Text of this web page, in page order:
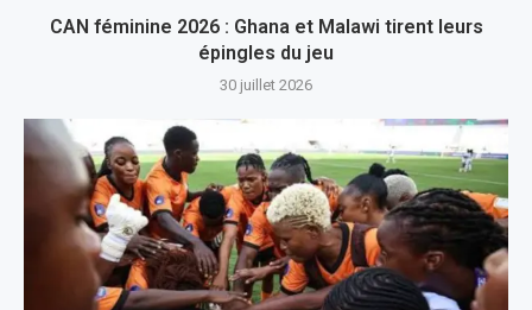
CAN féminine 2026 : Ghana et Malawi tirent leurs
épingles du jeu
30 juillet 2026